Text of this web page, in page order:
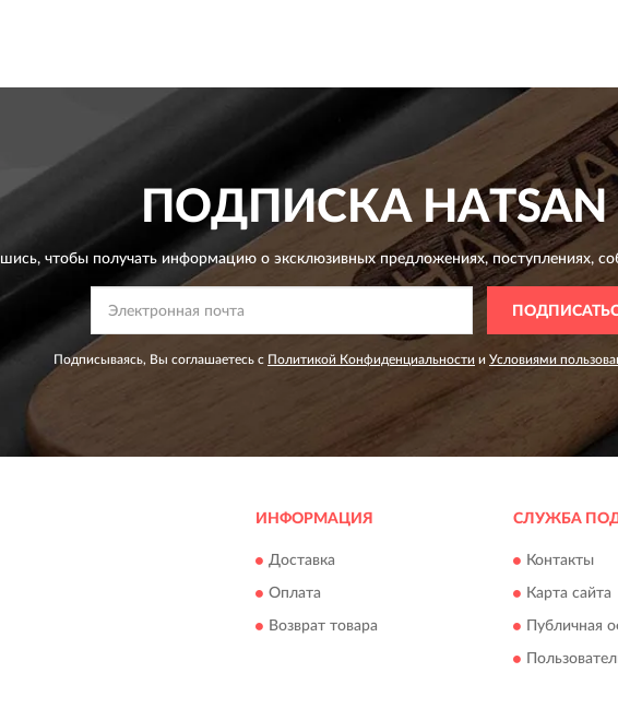
ПОДПИСКАHATSAN
чтобы получать информацию о эксклюзивных предложениях,поступлениях,
Подписываясь, Вы соглашаетесь с Политикой Конфиденциальности и Условиями
ИНФОРМАЦИЯ
Доставка
Оплата
Возврат товара
СЛУЖБА
Контакты
Карта сайта
Публичная